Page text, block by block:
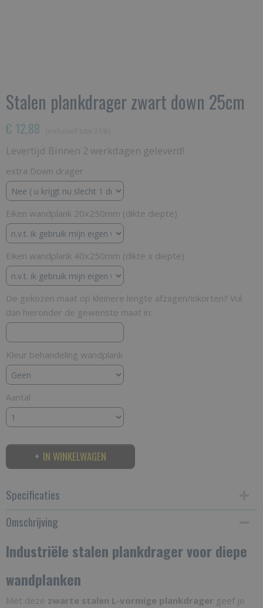
Stalen plankdrager zwart down 25cm
€ 12,88
Levertijd Binnen 2 werkdagen geleverd!
extra Down drager
Eiken wandplank 20x250mm (dikte diepte)
Eiken wandplank 40x250mm (dikte x diepte)
De gekozen maat op kleinere lengte afzagen/inkorten? Vul
dan hieronder de gewenste maat in:
Kleur behandeling wandplank
Aantal
IN WINKELWAGEN
Specificaties
Productcode
Omschrijving
Industriële stalen plankdrager voor diepe
wandplanken
Met deze zwarte stalen L-vormige plankdrager geef je